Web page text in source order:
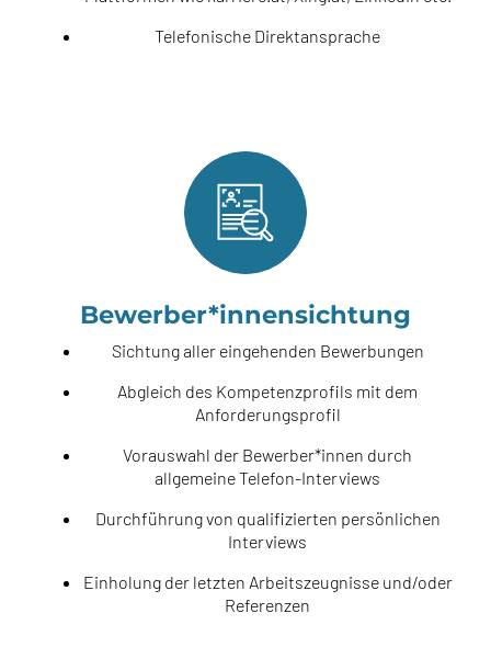
Telefonische Direktansprache
Bewerber*innensichtung
Sichtung aller eingehenden Bewerbungen
Abgleich des Kompetenzprofils mit dem
Anforderungsprofil
Vorauswahl der Bewerber*innen durch
allgemeine Telefon-Interviews
Durchführung von qualifizierten persönlichen
Interviews
Einholung der letzten Arbeitszeugnisse und/oder
Referenzen